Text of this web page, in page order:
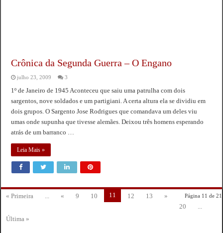
Crônica da Segunda Guerra – O Engano
julho 23, 2009 3
1º de Janeiro de 1945 Aconteceu que saiu uma patrulha com dois
sargentos, nove soldados e um partigiani. A certa altura ela se dividiu em
dois grupos. O Sargento Jose Rodrigues que comandava um deles viu
umas onde supunha que tivesse alemães. Deixou três homens esperando
atrás de um barranco …
Leia Mais »
Página 11 de 21
« Primeira ... « 9 10 11 12 13
»
20
...
Última »